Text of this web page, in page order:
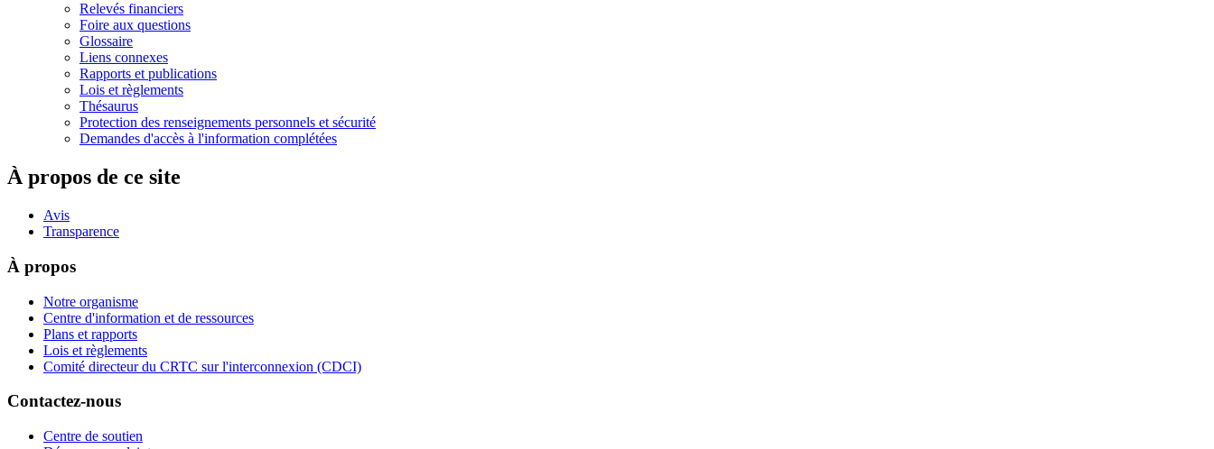
Relevés financiers
Foire aux questions
Glossaire
Liens connexes
Rapports et publications
Lois et règlements
Thésaurus
Protection des renseignements personnels et sécurité
Demandes d'accès à l'information complétées
À propos de ce site
Avis
Transparence
À propos
Notre organisme
Centre d'information et de ressources
Plans et rapports
Lois et règlements
Comité directeur du CRTC sur l'interconnexion (CDCI)
Contactez-nous
Centre de soutien